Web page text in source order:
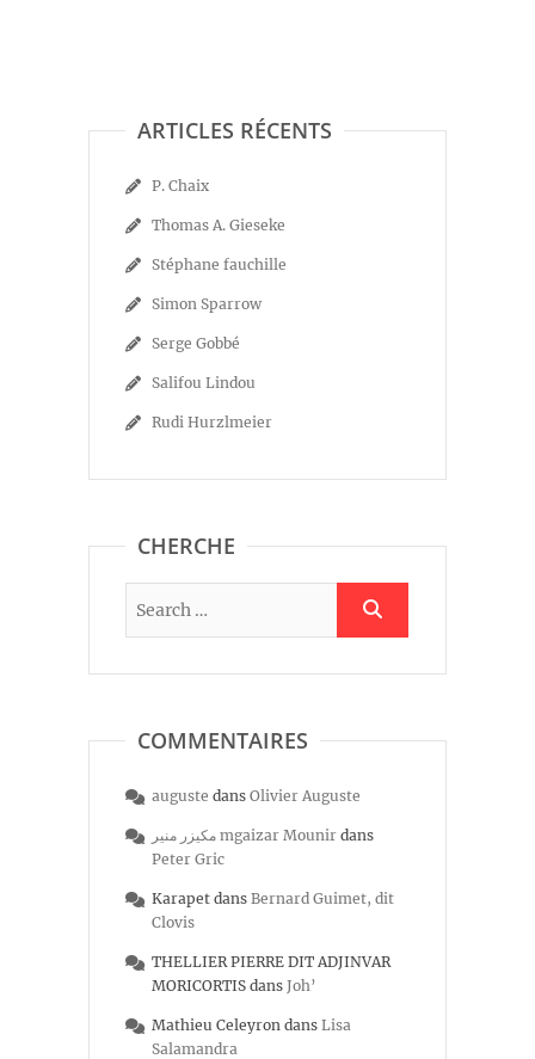
ARTICLES RÉCENTS
P. Chaix
Thomas A. Gieseke
Stéphane fauchille
Simon Sparrow
Serge Gobbé
Salifou Lindou
Rudi Hurzlmeier
CHERCHE
COMMENTAIRES
auguste dans Olivier Auguste
مكيزر منير mgaizar Mounir dans
Peter Gric
Karapet dans Bernard Guimet, dit
Clovis
THELLIER PIERRE DIT ADJINVAR
MORICORTIS dans Joh’
Mathieu Celeyron dans Lisa
Salamandra